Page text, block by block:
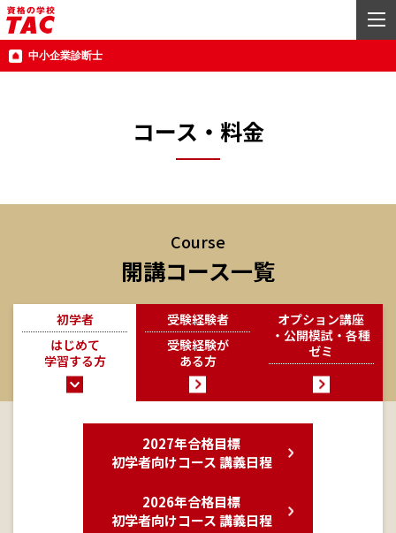
中小企業診断士
コース・料金
Course
開講コース一覧
初学者
はじめて
学習する方
受験経験者
受験経験が
ある方
オプション講座
・公開模試・各種
ゼミ
2027年合格目標
初学者向けコース 講義日程
2026年合格目標
初学者向けコース 講義日程